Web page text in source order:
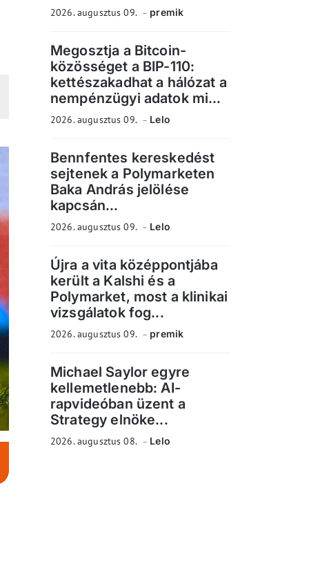
2026. augusztus 09. premik
Megosztja a Bitcoin-
közösséget a BIP-110:
kettészakadhat a hálózat a
nempénzügyi adatok mi...
2026. augusztus 09. Lelo
Bennfentes kereskedést
sejtenek a Polymarketen
Baka András jelölése
kapcsán...
2026. augusztus 09. Lelo
Újra a vita középpontjába
került a Kalshi és a
Polymarket, most a klinikai
vizsgálatok fog...
2026. augusztus 09. premik
Michael Saylor egyre
kellemetlenebb: AI-
rapvideóban üzent a
Strategy elnöke...
2026. augusztus 08. Lelo